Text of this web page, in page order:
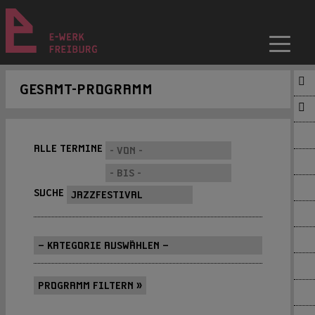
GESAMT-PROGRAMM
ALLE TERMINE
SUCHE
PROGRAMM FILTERN »